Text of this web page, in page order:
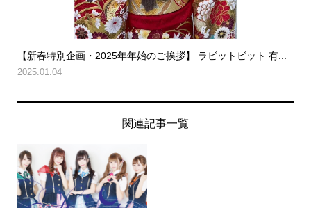
【新春特別企画・2025年年始のご挨拶】 ラビットビット 有...
2025.01.04
関連記事一覧